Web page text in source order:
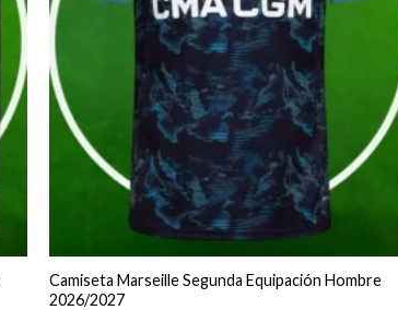
Camiseta Marseille Segunda Equipación Hombre
2026/2027